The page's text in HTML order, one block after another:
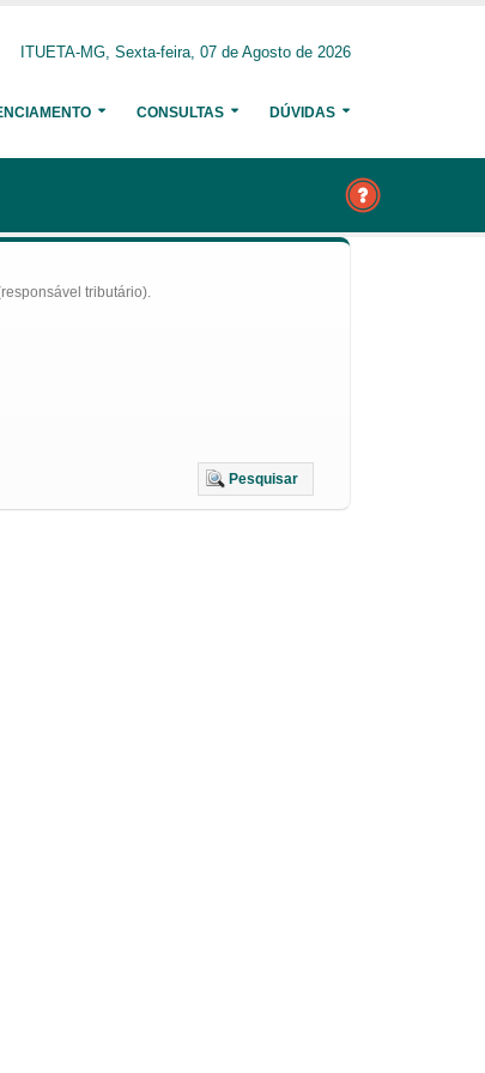
ITUETA-MG, Sexta-feira, 07 de Agosto de 2026
CONSULTAS DÚVIDAS
tributário).
Pesquisar